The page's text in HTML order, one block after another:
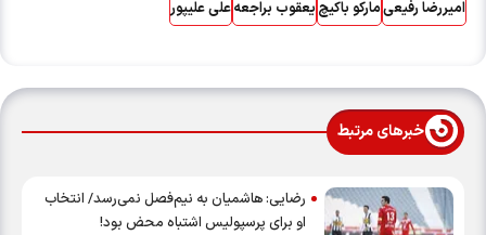
امیررضا رفیعیمارکو باکیچیعقوب براجعهعلی علیپور
خبرهای مرتبط
رضایی: هاشمیان به نیم‌فصل نمی‌رسد/ انتخاب
او برای پرسپولیس اشتباه محض بود!